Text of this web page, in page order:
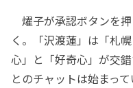
燿子が承認ボタンを
く。「沢渡蓮」は「札
心」と「好奇心」が交
とのチャットは始まって